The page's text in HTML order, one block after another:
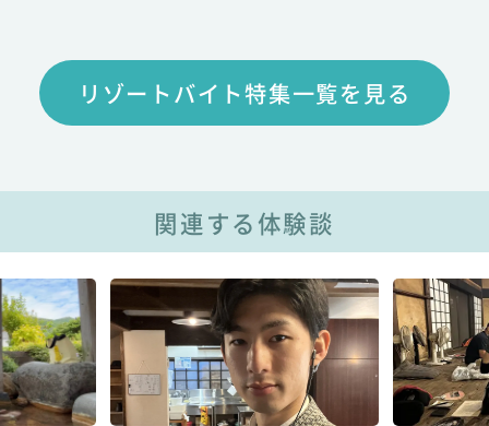
リゾートバイト特集一覧を見る
関連する体験談